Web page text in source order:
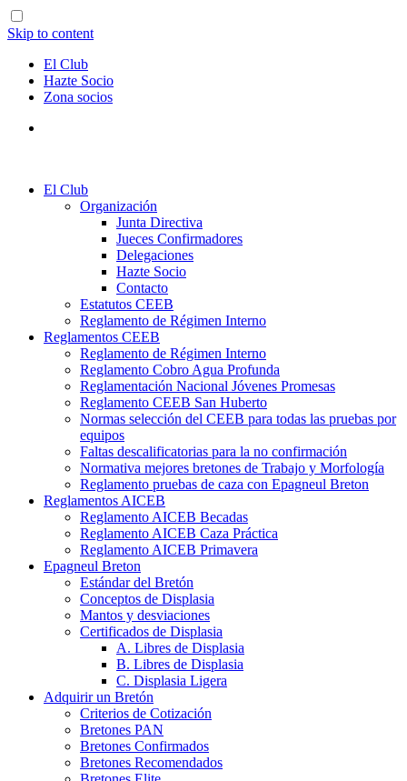
Skip to content
El Club
Hazte Socio
Zona socios
El Club
Organización
Junta Directiva
Jueces Confirmadores
Delegaciones
Hazte Socio
Contacto
Estatutos CEEB
Reglamento de Régimen Interno
Reglamentos CEEB
Reglamento de Régimen Interno
Reglamento Cobro Agua Profunda
Reglamentación Nacional Jóvenes Promesas
Reglamento CEEB San Huberto
Normas selección del CEEB para todas las pruebas por
equipos
Faltas descalificatorias para la no confirmación
Normativa mejores bretones de Trabajo y Morfología
Reglamento pruebas de caza con Epagneul Breton
Reglamentos AICEB
Reglamento AICEB Becadas
Reglamento AICEB Caza Práctica
Reglamento AICEB Primavera
Epagneul Breton
Estándar del Bretón
Conceptos de Displasia
Mantos y desviaciones
Certificados de Displasia
A. Libres de Displasia
B. Libres de Displasia
C. Displasia Ligera
Adquirir un Bretón
Criterios de Cotización
Bretones PAN
Bretones Confirmados
Bretones Recomendados